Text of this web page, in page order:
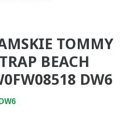
TOMMY
BEACH
DW6